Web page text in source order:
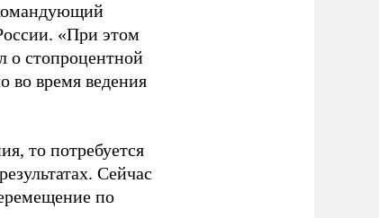
«При этом
о стопроцентной
во время ведения
то потребуется
Сейчас
по